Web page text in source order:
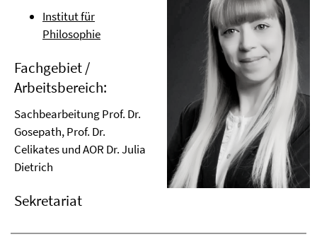
Institut für
Philosophie
Fachgebiet /
Arbeitsbereich:
Sachbearbeitung Prof. Dr.
Gosepath, Prof. Dr.
Celikates und AOR Dr. Julia
Dietrich
Sekretariat